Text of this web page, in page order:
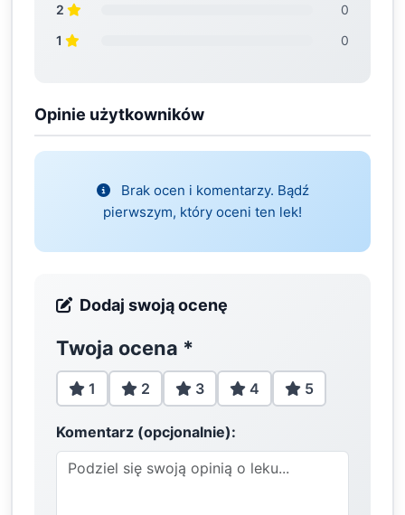
2
0
1
0
Opinie użytkowników
Brak ocen i komentarzy. Bądź
pierwszym, który oceni ten lek!
Dodaj swoją ocenę
Twoja ocena *
1 2 3 4 5
Komentarz (opcjonalnie):